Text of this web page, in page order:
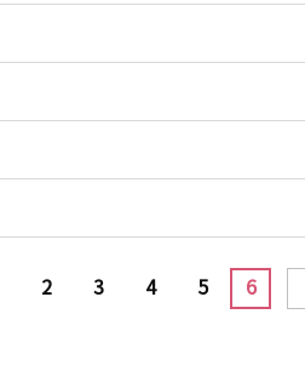
2 3 4 5 6